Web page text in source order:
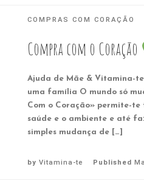
COMPRAS COM CORAÇÃO
Compra com o Coração
Ajuda de Mãe & Vitamina-
uma família O mundo só
Com o Coração» permite-te
saúde e o ambiente e até
simples mudança de […]
by Vitamina-te Published